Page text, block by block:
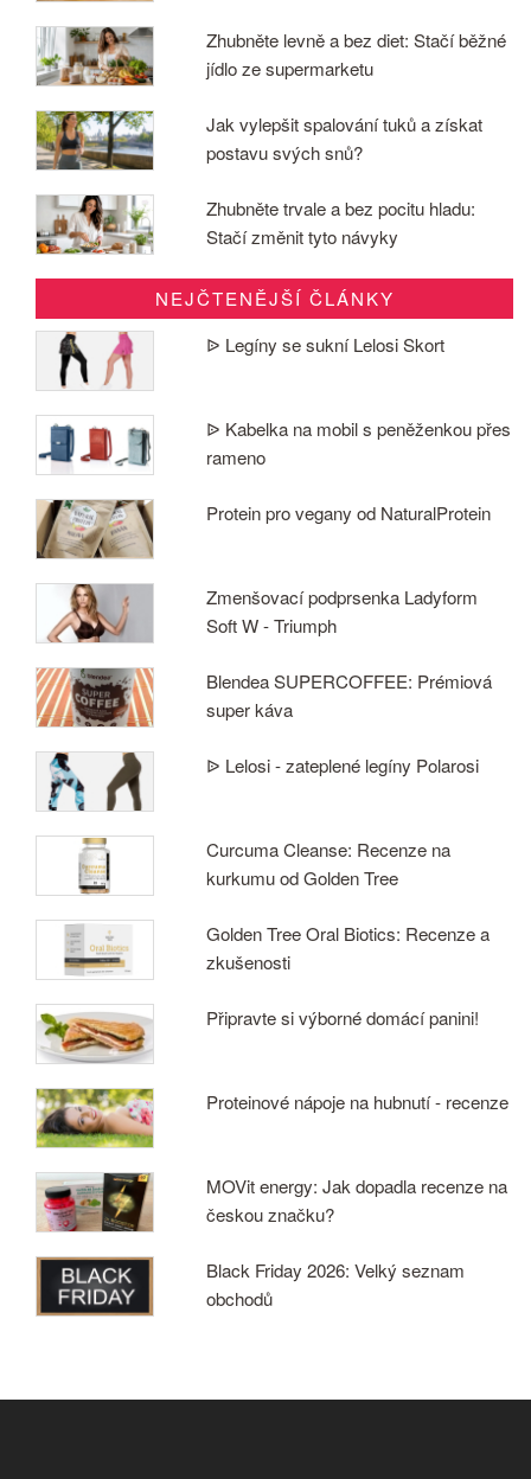
Zhubněte levně a bez diet: Stačí běžné
jídlo ze supermarketu
Jak vylepšit spalování tuků a získat
postavu svých snů?
Zhubněte trvale a bez pocitu hladu:
Stačí změnit tyto návyky
NEJČTENĚJŠÍ ČLÁNKY
ᐉ Legíny se sukní Lelosi Skort
ᐉ Kabelka na mobil s peněženkou přes
rameno
Protein pro vegany od NaturalProtein
Zmenšovací podprsenka Ladyform
Soft W - Triumph
Blendea SUPERCOFFEE: Prémiová
super káva
ᐉ Lelosi - zateplené legíny Polarosi
Curcuma Cleanse: Recenze na
kurkumu od Golden Tree
Golden Tree Oral Biotics: Recenze a
zkušenosti
Připravte si výborné domácí panini!
Proteinové nápoje na hubnutí - recenze
MOVit energy: Jak dopadla recenze na
českou značku?
Black Friday 2026: Velký seznam
obchodů